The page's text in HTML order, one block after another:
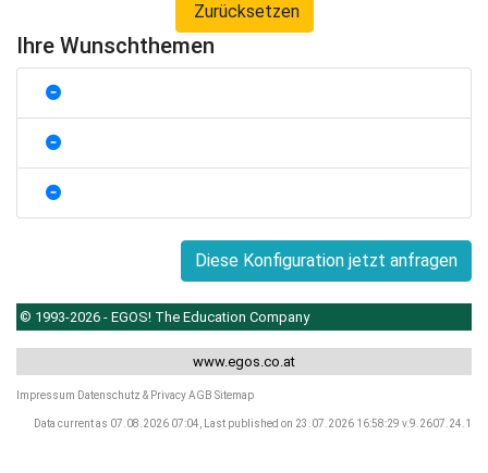
Zurücksetzen
Ihre Wunschthemen
Diese Konfiguration jetzt anfragen
© 1993-2026 - EGOS! The Education Company
www.egos.co.at
Impressum Datenschutz & PrivacyAGB Sitemap
Data current as 07.08.2026 07:04, Last published on 23.07.2026 16:58:29 v.9.2607.24.1